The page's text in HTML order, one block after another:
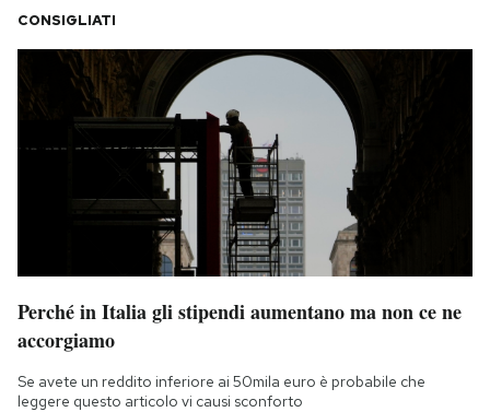
CONSIGLIATI
Perché in Italia gli stipendi aumentano ma non ce ne
accorgiamo
Se avete un reddito inferiore ai 50mila euro è probabile che
leggere questo articolo vi causi sconforto